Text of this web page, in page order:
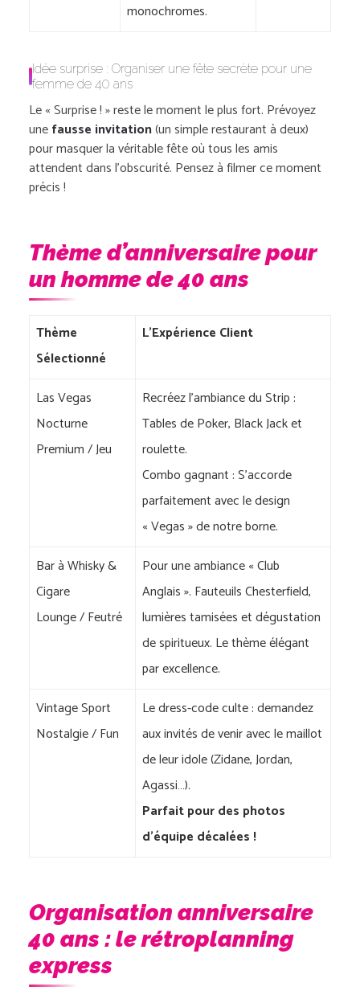
monochromes.
Idée surprise : Organiser une fête secrète pour une
femme de 40 ans
Le « Surprise ! » reste le moment le plus fort. Prévoyez
unefausse invitation(un simple restaurant à deux)
pour masquer la véritable fête où tous les amis
attendent dans l’obscurité. Pensez à filmer ce moment
précis !
Thème d’anniversaire pour
un homme de 40 ans
Thème
Sélectionné
L’Expérience Client
Las Vegas
Nocturne
Premium / Jeu
Recréez l’ambiance du Strip :
Tables de Poker, Black Jack et
roulette.
Combo gagnant : S’accorde
parfaitement avec le design
« Vegas » de notre borne.
Bar à Whisky &
Cigare
Lounge / Feutré
Pour une ambiance « Club
Anglais ». Fauteuils Chesterfield,
lumières tamisées et dégustation
de spiritueux. Le thème élégant
par excellence.
Vintage Sport
Nostalgie / Fun
Le dress-code culte : demandez
aux invités de venir avec le maillot
de leur idole (Zidane, Jordan,
Agassi…).
Parfait pour des photos
d’équipe décalées !
Organisation anniversaire
40 ans : le rétroplanning
express